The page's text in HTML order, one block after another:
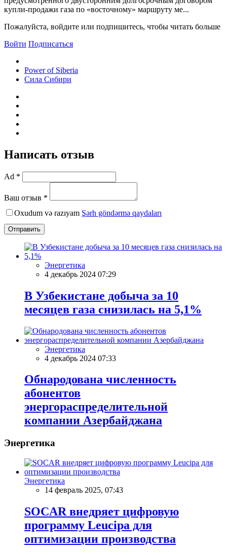
купли-продажи газа по «восточному» маршруту ме...
Пожалуйста, войдите или подпишитесь, чтобы читать больше
Войти Подписаться
Power of Siberia
Сила Сибири
Написать отзыв
Ad *
Ваш отзыв *
Oxudum və razıyam Şərh göndərmə qaydaları
Отправить
Энергетика
4 декабрь 2024 07:29
В Узбекистане добыча за 10
месяцев газа снизилась на 5,1%
Энергетика
4 декабрь 2024 07:33
Обнародована численность
абонентов
энергораспределительной
компании Азербайджана
Энергетика
Энергетика
14 февраль 2025, 07:43
SOCAR внедряет цифровую
программу Leucipa для
оптимизации производства